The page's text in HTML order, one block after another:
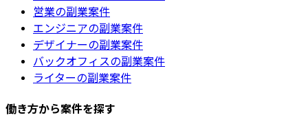
営業の副業案件
エンジニアの副業案件
デザイナーの副業案件
バックオフィスの副業案件
ライターの副業案件
働き方から案件を探す